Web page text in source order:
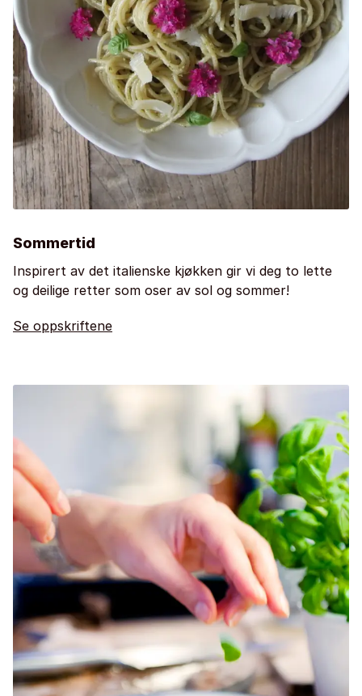
Sommertid
Inspirert av det italienske kjøkken gir vi deg to lette
og deilige retter som oser av sol og sommer!
Se oppskriftene